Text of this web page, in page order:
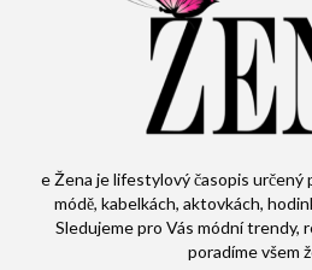
e Žena je lifestylový časopis určený
módě, kabelkách, aktovkách,
Sledujeme pro Vás módní trendy,
poradíme všem